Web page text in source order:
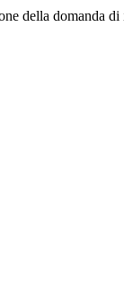
della domanda